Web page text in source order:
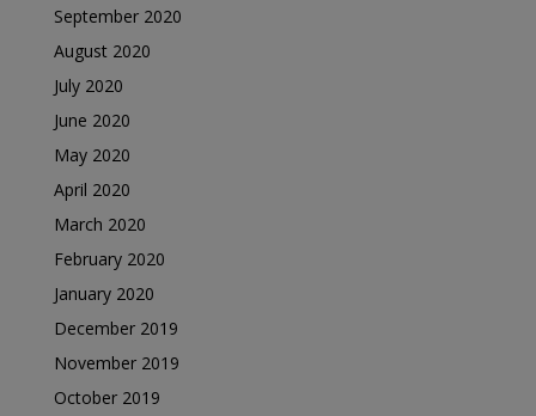
September 2020
August 2020
July 2020
June 2020
May 2020
April 2020
March 2020
February 2020
January 2020
December 2019
November 2019
October 2019